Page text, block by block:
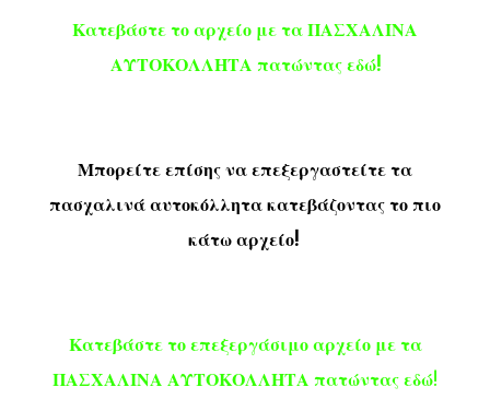
Κατεβάστε το αρχείο με τα ΠΑΣΧΑΛΙΝΑ
ΑΥΤΟΚΟΛΛΗΤΑ πατώντας εδώ!
Μπορείτε επίσης να επεξεργαστείτε τα
πασχαλινά αυτοκόλλητα κατεβάζοντας το πιο
κάτω αρχείο!
Κατεβάστε το επεξεργάσιμο αρχείο με τα
ΠΑΣΧΑΛΙΝΑ ΑΥΤΟΚΟΛΛΗΤΑ πατώντας εδώ!